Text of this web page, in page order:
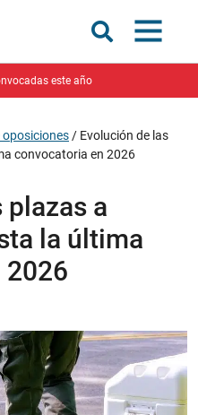
este año
oposiciones / Evolución de las
convocatoria en 2026
plazas a
la última
2026